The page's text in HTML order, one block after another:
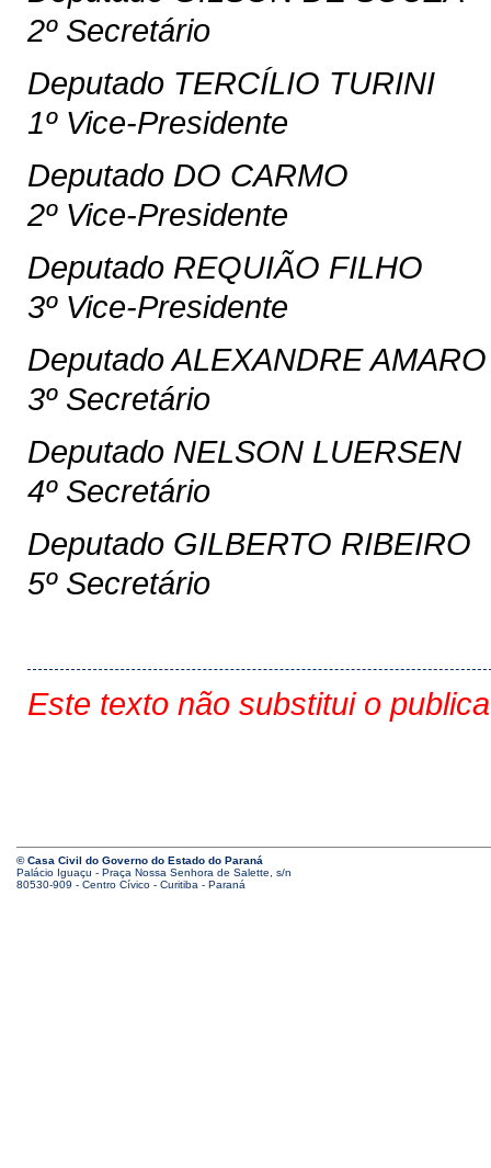
2º Secretário
Deputado TERCÍLIO TURINI
1º Vice-Presidente
Deputado DO CARMO
2º Vice-Presidente
Deputado REQUIÃO FILHO
3º Vice-Presidente
Deputado ALEXANDRE AMARO
3º Secretário
Deputado NELSON LUERSEN
4º Secretário
Deputado GILBERTO RIBEIRO
5º Secretário
Este texto não substitui o
© Casa Civil do Governo do Estado do Paraná
Palácio Iguaçu - Praça Nossa Senhora de Salette, s/n
80530-909 - Centro Cívico - Curitiba - Paraná